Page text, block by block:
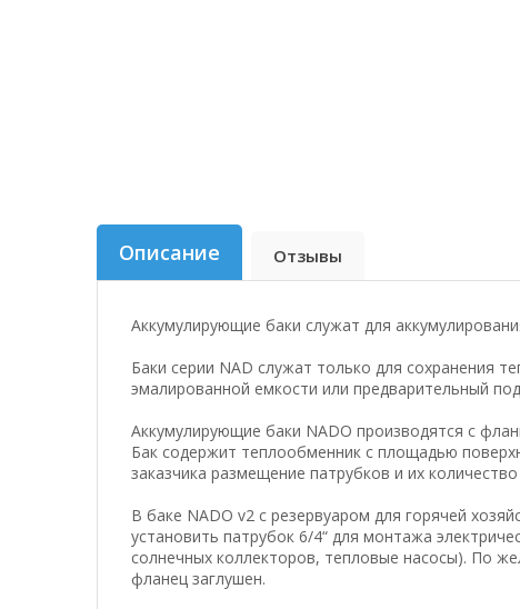
Описание Отзывы
Аккумулирующие баки служат для
Баки серии NAD служат только для сохранения
эмалированной емкости или предварительный
Аккумулирующие баки NADO производятся с
Бак содержит теплообменник с площадью
заказчика размещение патрубков и их
В баке NADO v2 с резервуаром для горячей
установить патрубок 6/4“ для монтажа
солнечных коллекторов, тепловые насосы). По
фланец заглушен.